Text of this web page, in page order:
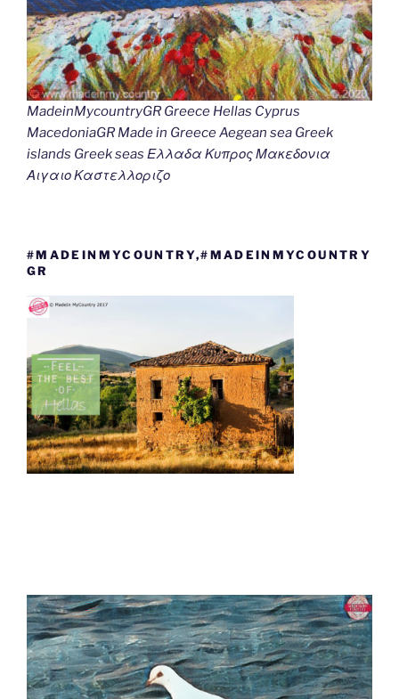
MadeinMycountryGR Greece Hellas Cyprus
MacedoniaGR Made in Greece Aegean sea Greek
islands Greek seas Ελλαδα Κυπρος Μακεδονια
Αιγαιο Καστελλοριζο
#MADEINMYCOUNTRY,#MADEINMYCOUNTRY
GR